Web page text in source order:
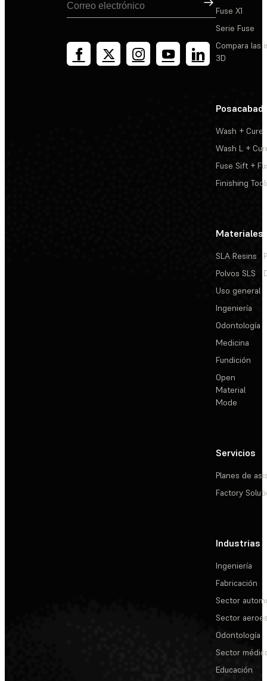
Fuse X1
Serie Fuse
Compara las
3D
Wash + Cure
Wash L +
Fuse Sift +
Finishing
Materiales
SLA Resins
Polvos SLS
Uso general
Ingeniería
Odontología
Medicina
Fundición
Open
Material
Mode
Servicios
Planes de
Factory
Industrias
Ingeniería
Fabricación
Sector
Sector
Odontología
Sector
Educación